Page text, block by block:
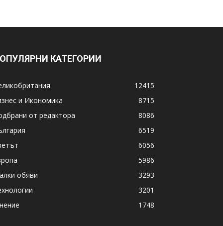
КАТЕГОРИИ
12415
и Икономика
8715
от редактора
8086
6519
6056
5986
обяви
3293
3201
1748